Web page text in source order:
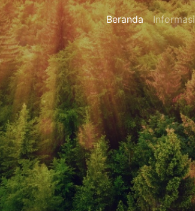
Beranda Informasi